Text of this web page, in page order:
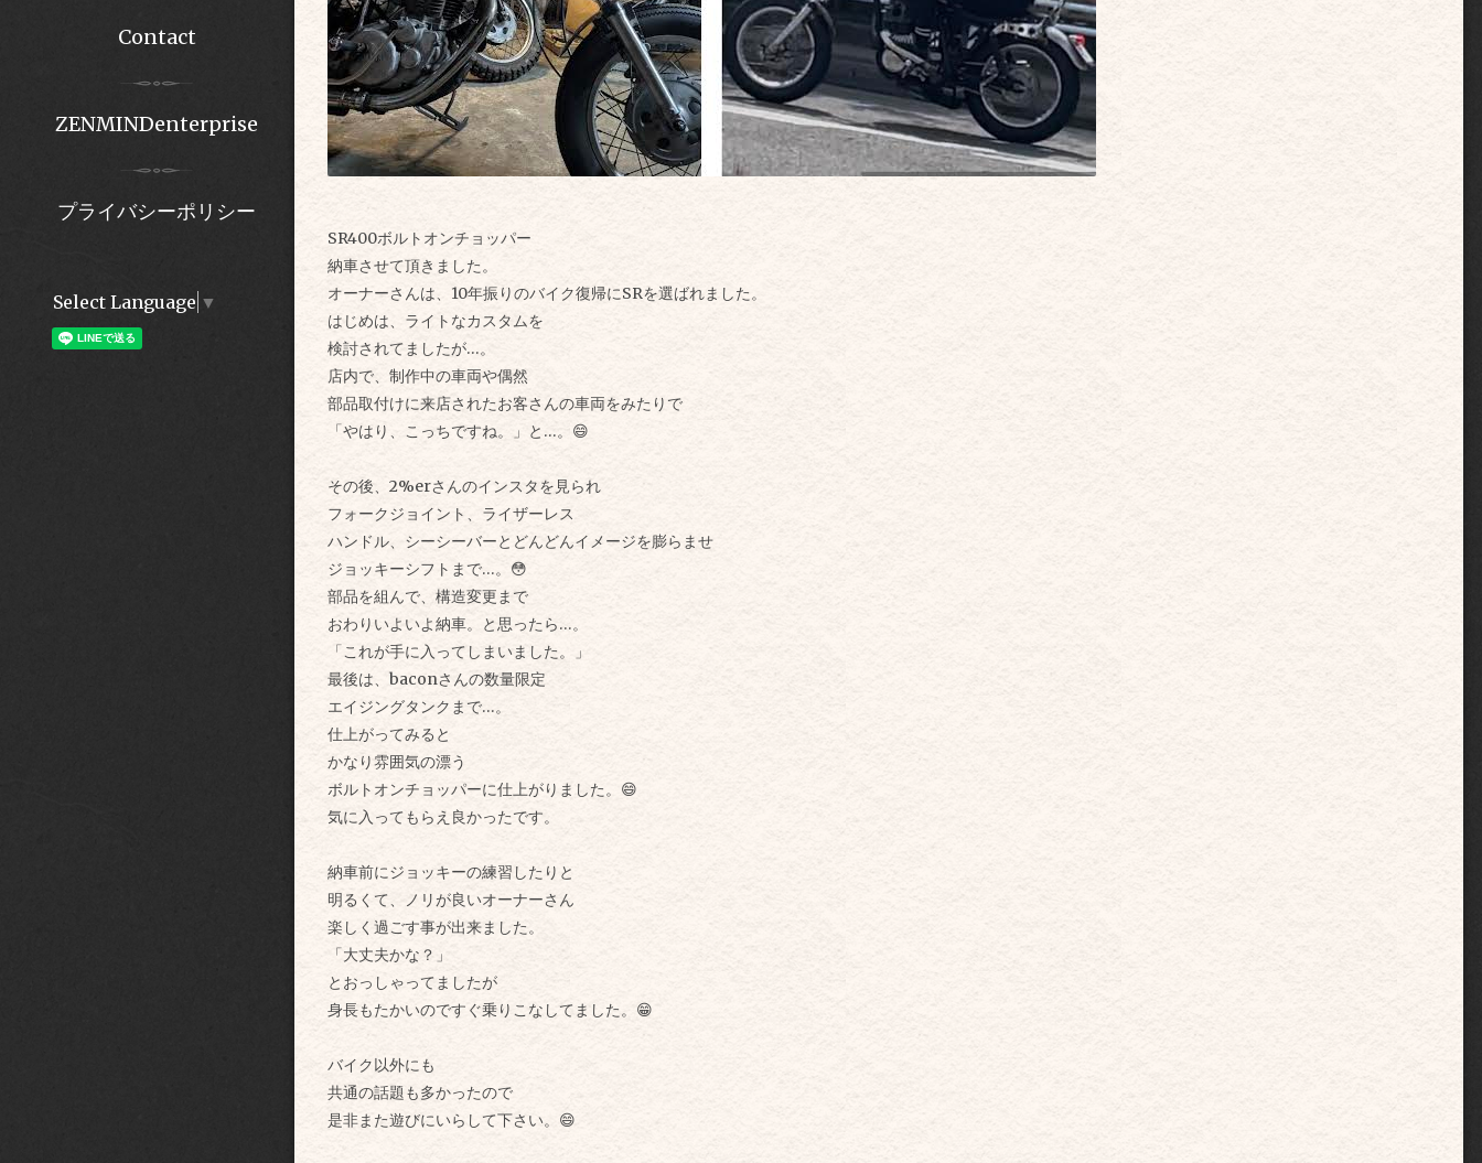
SR400ボルトオンチョッパー
納車させて頂きました。
オーナーさんは、10年振りのバイク復帰にSRを選ばれました。
はじめは、ライトなカスタムを
検討されてましたが…。
店内で、制作中の車両や偶然
部品取付けに来店されたお客さんの車両をみたりで
「やはり、こっちですね。」と…。😄
その後、2%erさんのインスタを見られ
フォークジョイント、ライザーレス
ハンドル、シーシーバーと どんどんイメージを膨らませ
ジョッキーシフトまで…。😳
部品を組んで、構造変更まで
おわりいよいよ納車。と思ったら…。
「これが手に入ってしまいました。」
最後は、baconさんの数量限定
エイジングタンクまで…。
仕上がってみると
かなり雰囲気の漂う
ボルトオンチョッパーに仕上がりました。 😄
気に入ってもらえ良かったです。
納車前にジョッキーの練習したりと
明るくて、ノリが良いオーナーさん
楽しく過ごす事が出来ました。
「大丈夫かな？」
とおっしゃってましたが
身長もたかいのですぐ乗りこなしてました。 😁
バイク以外にも
共通の話題も多かったので
是非また遊びにいらして下さい。😄
Contact
ZENMINDenterprise
プライバシーポリシー
Select Language ▼